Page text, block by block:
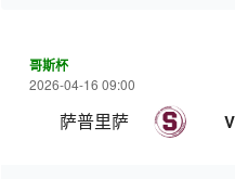
哥斯杯
2026-04-16 09:00
萨普里萨